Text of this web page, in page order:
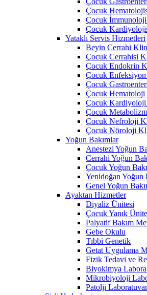
Çocuk
Çocuk
Çocuk
Yataklı Servis Hizmetleri
Beyin Cerrahi
Çocuk Cerrahisi
Çocuk Endokrin
Çocuk
Çocuk
Çocuk
Çocuk
Çocuk
Çocuk Nefroloji
Çocuk Nöroloji
Yoğun Bakımlar
Anestezi Yoğun
Cerrahi Yoğun
Çocuk Yoğun
Yenidoğan Yoğun
Genel Yoğun
Ayaktan Hizmetler
Diyaliz Ünitesi
Çocuk Yanık
Palyatif Bakım
Gebe Okulu
Tıbbi Genetik
Getat Uygulama
Fizik Tedavi ve
Biyokimya
Mikrobiyoloji
Patolji